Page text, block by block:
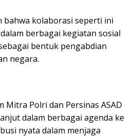
bahwa kolaborasi seperti ini
berbagai kegiatan sosial
bentuk pengabdian
negara.
Mitra Polri dan Persinas ASAD
dalam berbagai agenda ke
nyata dalam menjaga